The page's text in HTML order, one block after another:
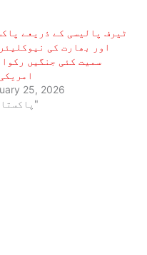
ٹیرف پالیسی کے ذریعے
اور بھارت کی
سمیت کئی جنگیں
25, 2026
In "پاکستان"